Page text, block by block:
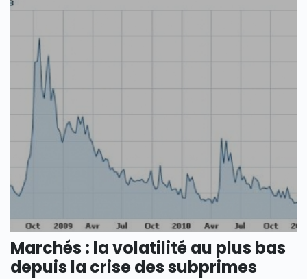
CATÉGORIES
SECTIONS
Marchés : la volatilité au plus bas
depuis la crise des subprimes